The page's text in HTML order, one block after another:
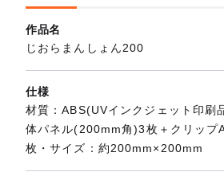
作品名
じおらまんしょん200
仕様
材質：ABS(UVインクジェット印刷
体パネル(200mm角)3枚＋クリップ
枚・サイズ：約200mm×200mm